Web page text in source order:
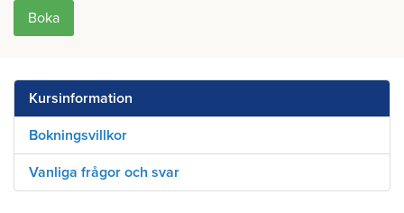
Boka
Kursinformation
Bokningsvillkor
Vanliga frågor och svar